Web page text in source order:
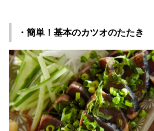
・簡単！基本のカツオのたたき